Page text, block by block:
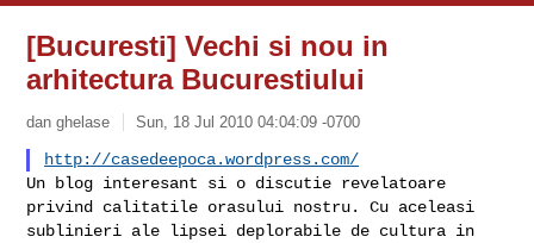
[Bucuresti] Vechi si nou in
arhitectura Bucurestiului
dan ghelase Sun, 18 Jul 2010 04:04:09 -0700
http://casedeepoca.wordpress.com/
Un blog interesant si o discutie revelatoare
privind calitatile orasului nostru.Cu aceleasi
sublinieri ale lipsei deplorabile de cultura in